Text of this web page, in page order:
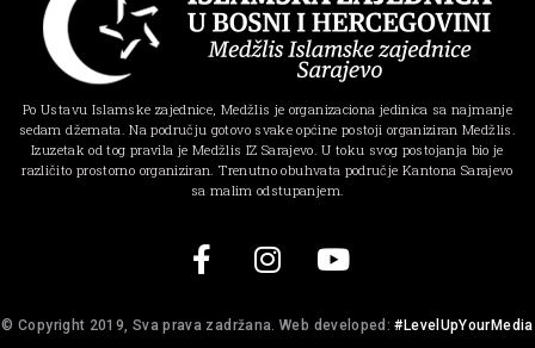
Po Ustavu Islamske zajednice, Medžlis je organizaciona jedinica sa najmanje
sedam džemata. Na području gotovo svake općine postoji organiziran Medžlis.
Izuzetak od tog pravila je Medžlis IZ Sarajevo. U toku svog postojanja bio je
različito prostorno organiziran. Trenutno obuhvata područje Kantona Sarajevo
sa malim odstupanjem.
© Copyright 2019, Sva prava zadržana. Web developed:#LevelUpYourMedia